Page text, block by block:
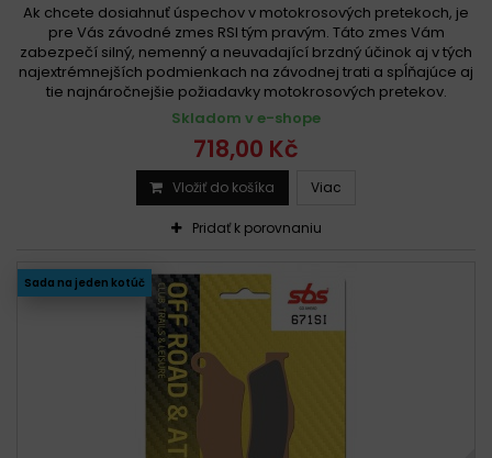
Ak chcete dosiahnuť úspechov v motokrosových pretekoch, je
pre Vás závodné zmes RSI tým pravým. Táto zmes Vám
zabezpečí silný, nemenný a neuvadající brzdný účinok aj v tých
najextrémnejších podmienkach na závodnej trati a spĺňajúce aj
tie najnáročnejšie požiadavky motokrosových pretekov.
Skladom v e-shope
718,00 Kč
Vložiť do košíka Viac
Pridať k porovnaniu
Sada na jeden kotúč